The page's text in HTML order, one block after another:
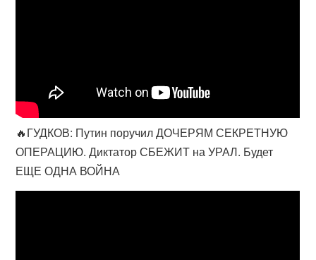
🔥ГУДКОВ: Путин поручил ДОЧЕРЯМ СЕКРЕТНУЮ
ОПЕРАЦИЮ. Диктатор СБЕЖИТ на УРАЛ. Будет
ЕЩЕ ОДНА ВОЙНА